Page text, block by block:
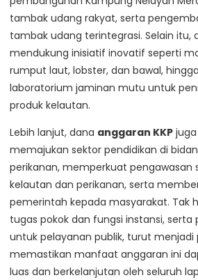
tambak udang rakyat, serta
tambak udang terintegrasi. Selain itu,
mendukung inisiatif inovatif seperti
rumput laut, lobster, dan bawal,
laboratorium jaminan mutu untuk
produk kelautan.
Lebih lanjut, dana anggaran KKP
memajukan sektor pendidikan di
perikanan, memperkuat pengawasan
kelautan dan perikanan, serta
pemerintah kepada masyarakat. Tak
tugas pokok dan fungsi instansi, serta
untuk pelayanan publik, turut menjadi
memastikan manfaat anggaran ini
luas dan berkelanjutan oleh seluruh